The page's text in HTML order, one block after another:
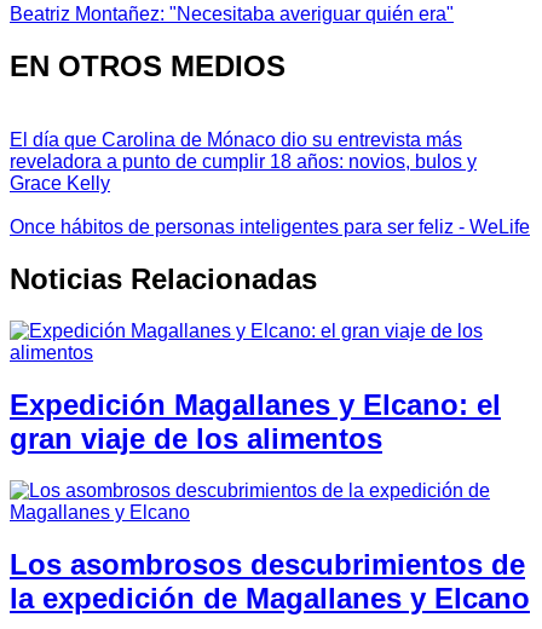
Beatriz Montañez: "Necesitaba averiguar quién era"
EN OTROS MEDIOS
El día que Carolina de Mónaco dio su entrevista más
reveladora a punto de cumplir 18 años: novios, bulos y
Grace Kelly
Once hábitos de personas inteligentes para ser feliz - WeLife
Noticias Relacionadas
Expedición Magallanes y Elcano: el
gran viaje de los alimentos
Los asombrosos descubrimientos de
la expedición de Magallanes y Elcano